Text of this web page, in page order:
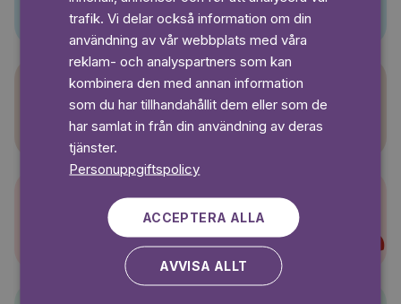
Sagasagor
Super-Charlie
trafik. Vi delar också information om din
användning av vår webbplats med våra
reklam- och analyspartners som kan
kombinera den med annan information
som du har tillhandahållit dem eller som de
har samlat in från din användning av deras
tjänster.
Personuppgiftspolicy
ACCEPTERA ALLA
AVVISA ALLT